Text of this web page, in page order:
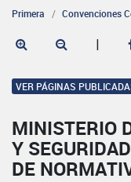
Primera Convenciones
|
VER PÁGINAS
MINISTERIO
Y
DE